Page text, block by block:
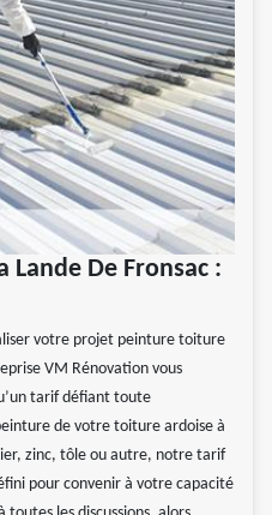
Lande De Fronsac :
votre projet peinture toiture
VM Rénovation vous
tarif défiant toute
de votre toiture ardoise à
zinc, tôle ou autre, notre tarif
pour convenir à votre capacité